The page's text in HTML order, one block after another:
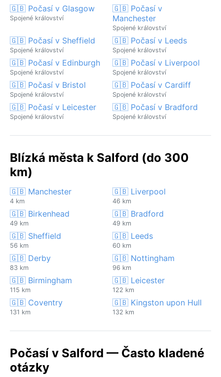
🇬🇧 Počasí v Glasgow
Spojené království
🇬🇧 Počasí v
Manchester
Spojené království
🇬🇧 Počasí v Sheffield
Spojené království
🇬🇧 Počasí v Leeds
Spojené království
🇬🇧 Počasí v Edinburgh
Spojené království
🇬🇧 Počasí v Liverpool
Spojené království
🇬🇧 Počasí v Bristol
Spojené království
🇬🇧 Počasí v Cardiff
Spojené království
🇬🇧 Počasí v Leicester
Spojené království
🇬🇧 Počasí v Bradford
Spojené království
Blízká města k Salford (do 300
km)
🇬🇧 Manchester
4 km
🇬🇧 Liverpool
46 km
🇬🇧 Birkenhead
49 km
🇬🇧 Bradford
49 km
🇬🇧 Sheffield
56 km
🇬🇧 Leeds
60 km
🇬🇧 Derby
83 km
🇬🇧 Nottingham
96 km
🇬🇧 Birmingham
115 km
🇬🇧 Leicester
122 km
🇬🇧 Coventry
131 km
🇬🇧 Kingston upon Hull
132 km
Počasí v Salford — Často kladené
otázky